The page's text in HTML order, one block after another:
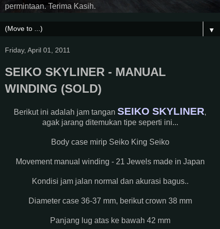
permintaan. Terima Kasih.
▼
Friday, April 01, 2011
SEIKO SKYLINER - MANUAL
WINDING (SOLD)
Berikut ini adalah jam tangan SEIKO SKYLINER,
agak jarang ditemukan tipe seperti ini...
Body case mirip Seiko King Seiko
Movement manual winding - 21 Jewels made in Japan
Kondisi jam jalan normal dan akurasi bagus..
Diameter case 36-37 mm, berikut crown 38 mm
Panjang lug atas ke bawah 42 mm